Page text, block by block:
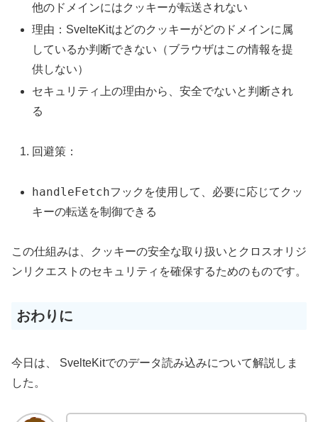
他のドメインにはクッキーが転送されない
理由：SvelteKitはどのクッキーがどのドメインに属
しているか判断できない（ブラウザはこの情報を提
供しない）
セキュリティ上の理由から、安全でないと判断され
る
回避策：
handleFetchフックを使用して、必要に応じてクッ
キーの転送を制御できる
この仕組みは、クッキーの安全な取り扱いとクロスオリジ
ンリクエストのセキュリティを確保するためのものです。
おわりに
今日は、 SvelteKitでのデータ読み込みについて解説しま
した。